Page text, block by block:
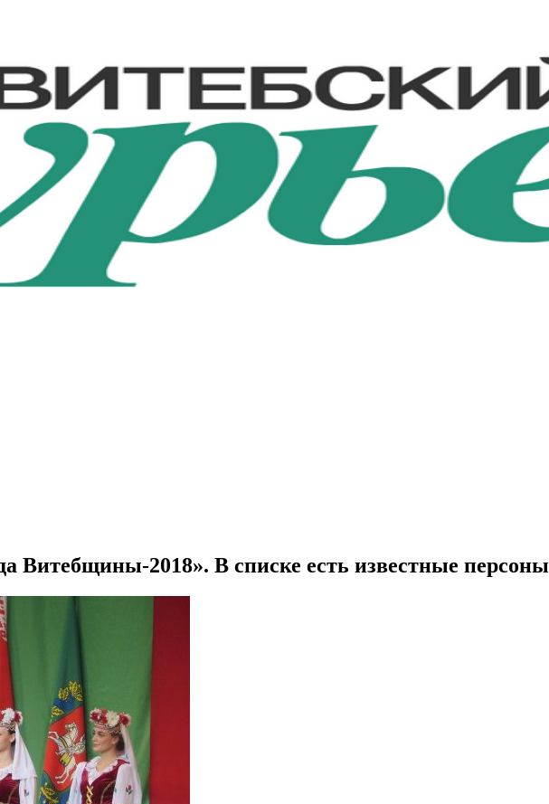
Витебщины-2018». В списке есть известные персоны